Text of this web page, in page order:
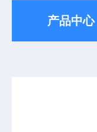
产品中心